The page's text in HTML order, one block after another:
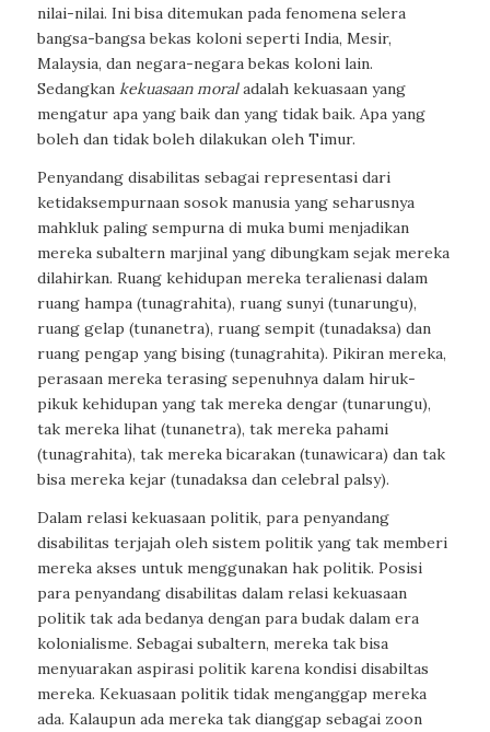
nilai-nilai. Ini bisa ditemukan pada fenomena selera
bangsa-bangsa bekas koloni seperti India, Mesir,
Malaysia, dan negara-negara bekas koloni lain.
Sedangkan kekuasaan moraladalah kekuasaan yang
mengatur apa yang baik dan yang tidak baik. Apa yang
boleh dan tidak boleh dilakukan oleh Timur.
Penyandang disabilitas sebagai representasi dari
ketidaksempurnaan sosok manusia yang seharusnya
mahkluk paling sempurna di muka bumi menjadikan
mereka subaltern marjinal yang dibungkam sejak mereka
dilahirkan. Ruang kehidupan mereka teralienasi dalam
ruang hampa (tunagrahita), ruang sunyi (tunarungu),
ruang gelap (tunanetra), ruang sempit (tunadaksa) dan
ruang pengap yang bising (tunagrahita). Pikiran mereka,
perasaan mereka terasing sepenuhnya dalam hiruk-
pikuk kehidupan yang tak mereka dengar (tunarungu),
tak mereka lihat (tunanetra), tak mereka pahami
(tunagrahita), tak mereka bicarakan (tunawicara) dan tak
bisa mereka kejar (tunadaksa dan celebral palsy).
Dalam relasi kekuasaan politik, para penyandang
disabilitas terjajah oleh sistem politik yang tak memberi
mereka akses untuk menggunakan hak politik. Posisi
para penyandang disabilitas dalam relasi kekuasaan
politik tak ada bedanya dengan para budak dalam era
kolonialisme. Sebagai subaltern, mereka tak bisa
menyuarakan aspirasi politik karena kondisi disabiltas
mereka. Kekuasaan politik tidak menganggap mereka
ada. Kalaupun ada mereka tak dianggap sebagai zoon